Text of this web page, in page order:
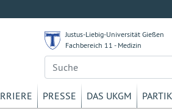
Justus-Liebig-Universität Gießen
Fachbereich 11 - Medizin
PRESSE DAS UKGM